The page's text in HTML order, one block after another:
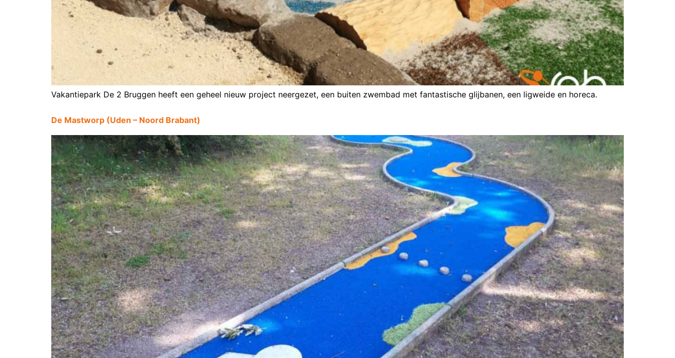
Vakantiepark De 2 Bruggen heeft een geheel nieuw project neergezet, een buiten zwembad met fantastische glijbanen, een ligweide en horeca.
De Mastworp (Uden – Noord Brabant)